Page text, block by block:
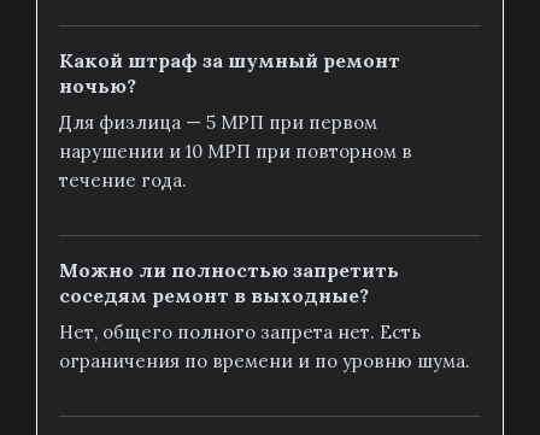
Какой штраф за шумный ремонт
ночью?
Для физлица — 5 МРП при первом
нарушении и 10 МРП при повторном в
течение года.
Можно ли полностью запретить
соседям ремонт в выходные?
Нет, общего полного запрета нет. Есть
ограничения по времени и по уровню шума.